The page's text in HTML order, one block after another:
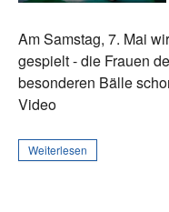
Am Samstag, 7. Mai
gespielt - die Frauen
besonderen Bälle
Video
Weiterlesen